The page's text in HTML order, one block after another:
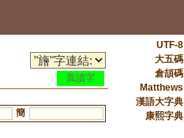
異讀字
簡
UTF-8
大五碼
倉頡碼
Matthews
漢語大字典
康熙字典